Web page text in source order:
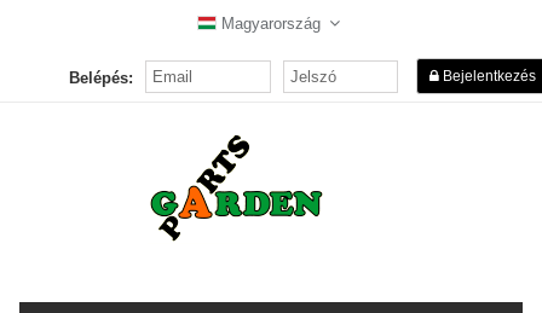
Magyarország
Belépés: Bejelentkezés